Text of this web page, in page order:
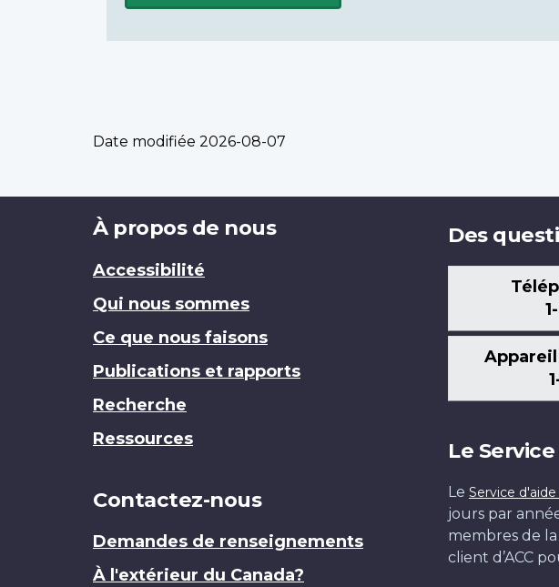
Date modifiée 2026-08-07
Brand
À propos de nous
Accessibilité
Qui nous sommes
Ce que nous faisons
Publications et rapports
Recherche
Ressources
Contactez-nous
Demandes de renseignements
À l'extérieur du Canada?
Des
Le
Le Service d'aide
jours par
membres de la
client d’ACC